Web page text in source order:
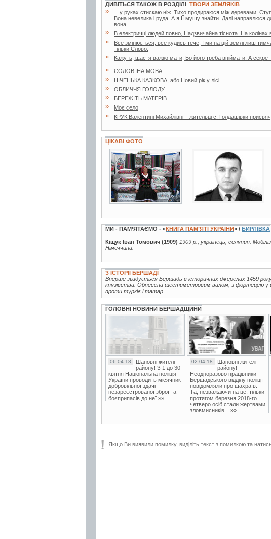
ДИВІТЬСЯ ТАКОЖ В РОЗДІЛІ ТВОРИ ЗЕМЛЯКІВ
»
…у руках стискаю ніж. Тихо продираюся між деревами.
Вона невелика і руда. А я ЇЇ мушу знайти. Далі
вона...
» В електричці людей повно, Надзвичайна тіснота. На колінах
»
Все змінюється, все кудись тече, І ми на цій землі лиш
тільки Слово.
» Кажуть, щастя важко мати, Бо його треба впіймати. А
» СОЛОВ’ЇНА МОВА
» НІЧЕНЬКА КАЗКОВА, або Новий рік у лісі
» ОБЛИЧЧЯ ГОЛОДУ
» БЕРЕЖІТЬ МАТЕРІВ
» Моє село
»
КРУК Валентині Михайлівні – жительці с. Голдашівки
ЦІКАВІ ФОТО
14 фото 6 фото
МИ - ПАМ’ЯТАЄМО - «КНИГА ПАМ’ЯТІ УКРАЇНИ» / БИРЛІВКА
Кіщук Іван Томович (1909) 1909 р., українець, селянин.
Німеччина.
З ІСТОРІЇ БЕРШАДІ
Вперше згадується Бершадь в історичних джерелах 1459
князівства. Обнесена шестиметровим валом, з фортецею у
проти турків і татар.
ГОЛОВНІ НОВИНИ БЕРШАДЩИНИ
06.04.18
Шановні жителі
району! З 1 до 30
квітня Національна поліція
України проводить місячник
добровільної здачі
незареєстрованої зброї та
боєприпасів до неї.»»
02.04.18
Шановні жителі
району!
Неодноразово працівники
Бершадського відділу поліції
повідомляли про шахраїв.
Та, незважаючи на це, тільки
протягом березня 2018-го
четверо осіб стали жертвами
зловмисників....»»
Якщо Ви виявили помилку, виділіть текст з помилкою та